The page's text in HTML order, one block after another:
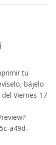
tu
bájelo
Viernes 17
a49d-